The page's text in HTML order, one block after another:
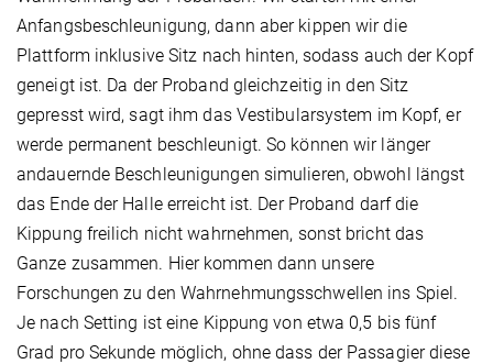
Anfangsbeschleunigung, dann aber kippen wir die
Plattform inklusive Sitz nach hinten, sodass auch der Kopf
geneigt ist. Da der Proband gleichzeitig in den Sitz
gepresst wird, sagt ihm das Vestibularsystem im Kopf, er
werde permanent beschleunigt. So können wir länger
andauernde Beschleunigungen simulieren, obwohl längst
das Ende der Halle erreicht ist. Der Proband darf die
Kippung freilich nicht wahrnehmen, sonst bricht das
Ganze zusammen. Hier kommen dann unsere
Forschungen zu den Wahrnehmungsschwellen ins Spiel.
Je nach Setting ist eine Kippung von etwa 0,5 bis fünf
Grad pro Sekunde möglich, ohne dass der Passagier diese